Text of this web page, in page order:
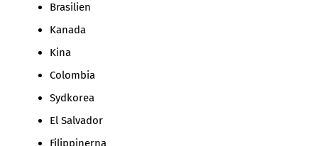
Brasilien
Kanada
Kina
Colombia
Sydkorea
El Salvador
Filippinerna